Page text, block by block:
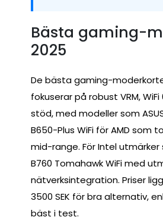
Bästa gaming-
2025
De bästa gaming-
fokuserar på robust VRM, WiFi
stöd, med modeller som
B650-Plus WiFi för AMD som
mid-range. För Intel utmärker
B760 Tomahawk WiFi med
nätverksintegration. Priser
3500 SEK för bra alternativ,
bäst i test.